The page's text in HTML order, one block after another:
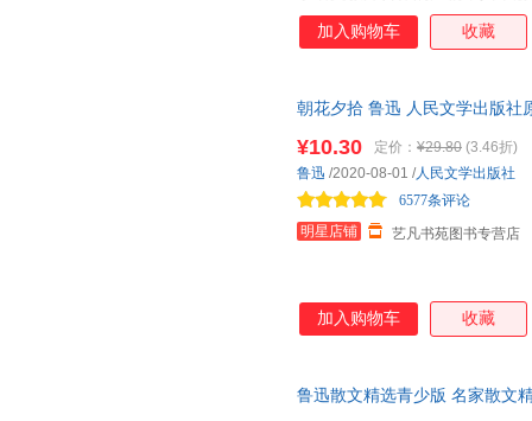
小学教师编选、导读，一位相
本丛书所选的十位名家为鲁迅
童趣的一群人。因此他们的作
图为孩子在未来的人生路上或
一个良好的**印象，为孩子的
的补充，供有进一步阅读这
加入购物车 收藏
朝花夕拾 鲁迅 人民文学出版社
¥10.30 定价： ¥29.80 (3.46折)
明星店铺 艺凡书苑图书专营店
6577条评论
鲁迅 /2020-08-01 /人民文学出版社
加入购物车 收藏
鲁迅散文精选青少版 名家散文